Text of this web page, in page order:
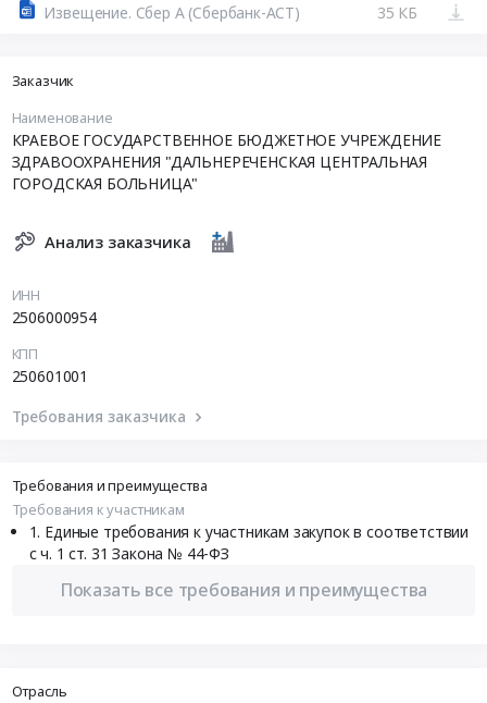
Извещение. Сбер А (Сбербанк-АСТ)
35 КБ
Заказчик
Наименование
КРАЕВОЕ ГОСУДАРСТВЕННОЕ БЮДЖЕТНОЕ УЧРЕЖДЕНИЕ
ЗДРАВООХРАНЕНИЯ "ДАЛЬНЕРЕЧЕНСКАЯ ЦЕНТРАЛЬНАЯ
ГОРОДСКАЯ БОЛЬНИЦА"
Анализ заказчика
ИНН
2506000954
КПП
250601001
Требования заказчика
Требования и преимущества
Требования к участникам
Единые требования к участникам закупок в соответствии
с ч. 1 ст. 31 Закона № 44-ФЗ
Показать все требования и преимущества
Отрасль